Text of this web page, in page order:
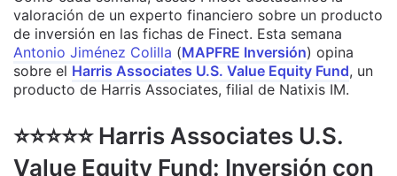
valoración de un experto financiero sobre un producto
de inversión en las fichas de Finect. Esta semana
Antonio Jiménez Colilla (MAPFRE Inversión) opina
sobre el Harris Associates U.S. Value Equity Fund, un
producto de Harris Associates, filial de Natixis IM.
⭐️⭐️⭐️⭐️⭐️ Harris Associates U.S.
Value Equity Fund: Inversión con